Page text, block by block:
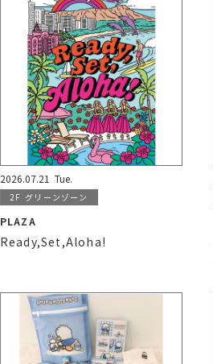
2026.07.21 Tue.
2F グリーンゾーン
PLAZA
Ready,Set,Aloha!